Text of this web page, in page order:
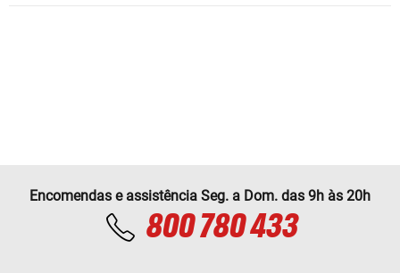
Encomendas e assistência Seg. a Dom. das 9h às 20h
800 780 433